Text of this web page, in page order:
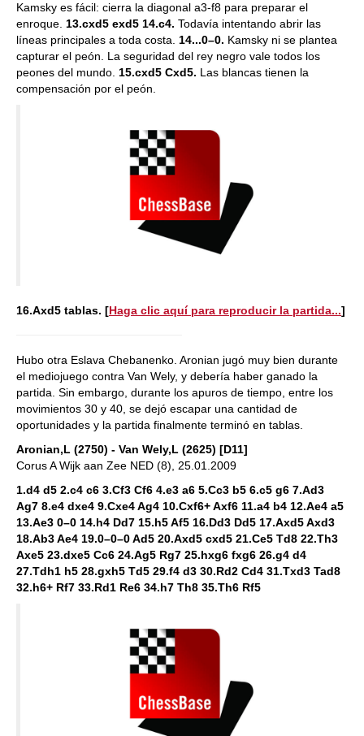
Kamsky es fácil: cierra la diagonal a3-f8 para preparar el
enroque. 13.cxd5 exd5 14.c4. Todavía intentando abrir las
líneas principales a toda costa. 14...0–0. Kamsky ni se plantea
capturar el peón. La seguridad del rey negro vale todos los
peones del mundo. 15.cxd5 Cxd5. Las blancas tienen la
compensación por el peón.
16.Axd5 tablas. [Haga clic aquí para reproducir la partida...]
Hubo otra Eslava Chebanenko. Aronian jugó muy bien durante
el mediojuego contra Van Wely, y debería haber ganado la
partida. Sin embargo, durante los apuros de tiempo, entre los
movimientos 30 y 40, se dejó escapar una cantidad de
oportunidades y la partida finalmente terminó en tablas.
Aronian,L (2750) - Van Wely,L (2625) [D11]
Corus A Wijk aan Zee NED (8), 25.01.2009
1.d4 d5 2.c4 c6 3.Cf3 Cf6 4.e3 a6 5.Cc3 b5 6.c5 g6 7.Ad3
Ag7 8.e4 dxe4 9.Cxe4 Ag4 10.Cxf6+ Axf6 11.a4 b4 12.Ae4 a5
13.Ae3 0–0 14.h4 Dd7 15.h5 Af5 16.Dd3 Dd5 17.Axd5 Axd3
18.Ab3 Ae4 19.0–0–0 Ad5 20.Axd5 cxd5 21.Ce5 Td8 22.Th3
Axe5 23.dxe5 Cc6 24.Ag5 Rg7 25.hxg6 fxg6 26.g4 d4
27.Tdh1 h5 28.gxh5 Td5 29.f4 d3 30.Rd2 Cd4 31.Txd3 Tad8
32.h6+ Rf7 33.Rd1 Re6 34.h7 Th8 35.Th6 Rf5